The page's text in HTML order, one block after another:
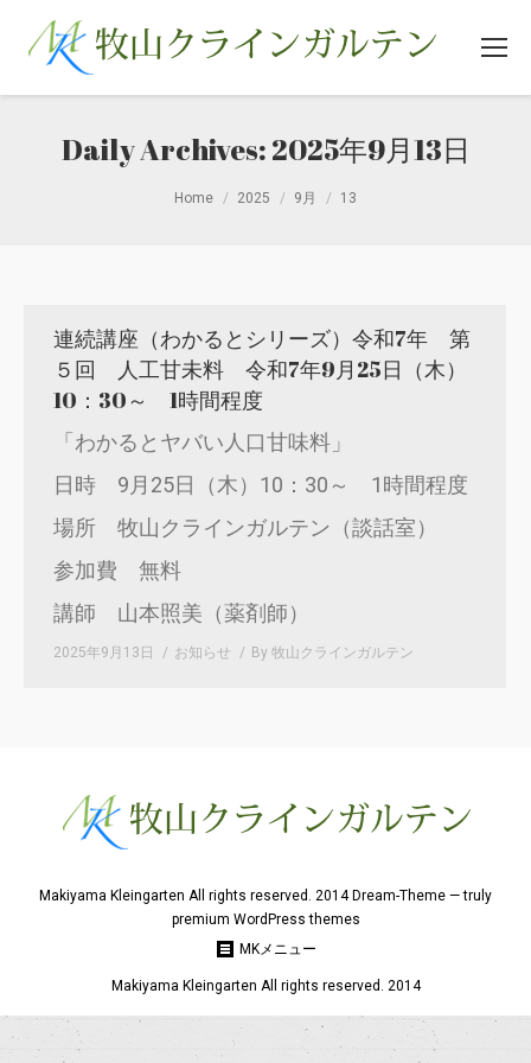
Daily Archives:2025年9月13日
Home 2025 9月 13
連続講座（わかるとシリーズ）令和7年 第
５回 人工甘未料 令和7年9月25日（木）
10：30～ 1時間程度
「わかるとヤバい人口甘味料」
日時 9月25日（木）10：30～ 1時間程度
場所 牧山クラインガルテン（談話室）
参加費 無料
講師 山本照美（薬剤師）
2025年9月13日 お知らせ By 牧山クラインガルテン
Makiyama Kleingarten All rights reserved. 2014 Dream-Theme — truly
premium WordPress themes
MKメニュー
Makiyama Kleingarten All rights reserved. 2014